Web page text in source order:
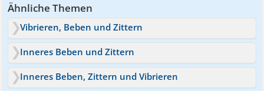
Ähnliche Themen
Vibrieren, Beben und Zittern
Inneres Beben und Zittern
Inneres Beben, Zittern und Vibrieren